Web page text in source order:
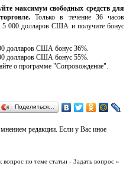
максимум свободных средств для
Только в течение 36 часов
5 000 долларов США и получите бонус
долларов США бонус 36%.
долларов США бонус 55%.
о программе "Сопровождение".
Поделиться…
редакции. Если у Вас иное
вопрос по теме статьи - Задать вопрос »